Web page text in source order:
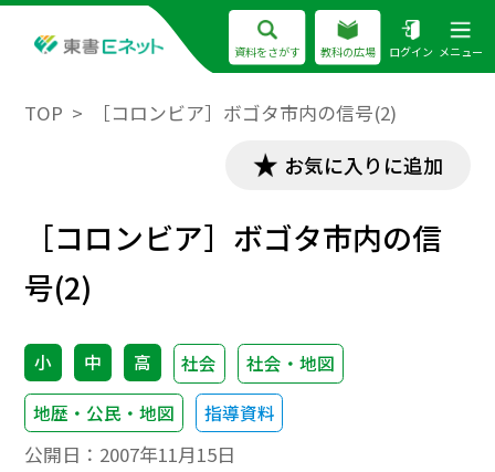
資料をさがす 教科の広場 ログイン メニュー
TOP ［コロンビア］ボゴタ市内の信号(2)
お気に入りに追加
［コロンビア］ボゴタ市内の信
号(2)
小 中 高 社会
社会・地図
地歴・公民・地図
指導資料
公開日： 2007年11月15日